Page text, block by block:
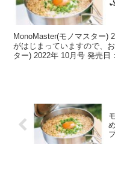
MonoMaster(モノマスター)
がはじまっていますので、
ター) 2022年 10月号 発売日